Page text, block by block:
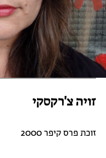
זויה צ'רקסקי
זוכת פרס קיפר 2000